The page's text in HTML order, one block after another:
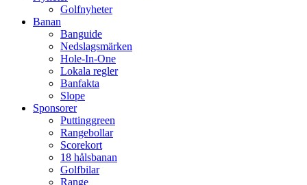
Golfnyheter
Banan
Banguide
Nedslagsmärken
Hole-In-One
Lokala regler
Banfakta
Slope
Sponsorer
Puttinggreen
Rangebollar
Scorekort
18 hålsbanan
Golfbilar
Range